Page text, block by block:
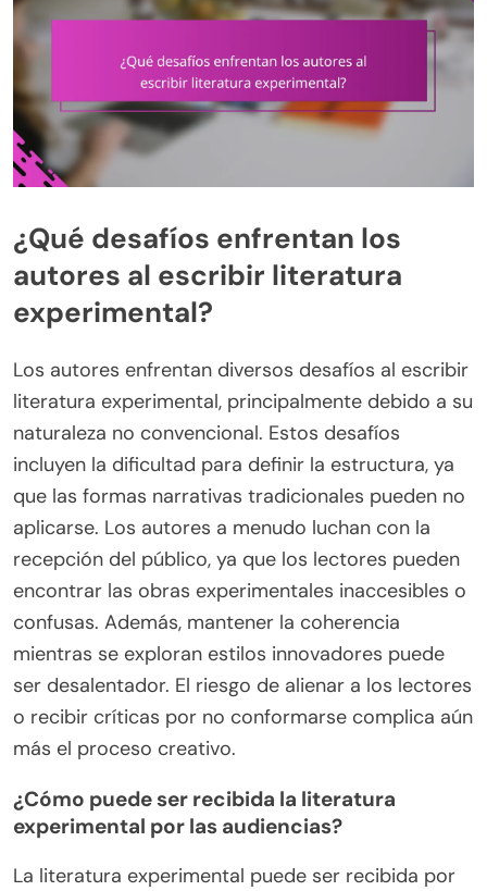
¿Qué desafíos enfrentan los
autores al escribir literatura
experimental?
Los autores enfrentan diversos desafíos al escribir
literatura experimental, principalmente debido a su
naturaleza no convencional. Estos desafíos
incluyen la dificultad para definir la estructura, ya
que las formas narrativas tradicionales pueden no
aplicarse. Los autores a menudo luchan con la
recepción del público, ya que los lectores pueden
encontrar las obras experimentales inaccesibles o
confusas. Además, mantener la coherencia
mientras se exploran estilos innovadores puede
ser desalentador. El riesgo de alienar a los lectores
o recibir críticas por no conformarse complica aún
más el proceso creativo.
¿Cómo puede ser recibida la literatura
experimental por las audiencias?
La literatura experimental puede ser recibida por